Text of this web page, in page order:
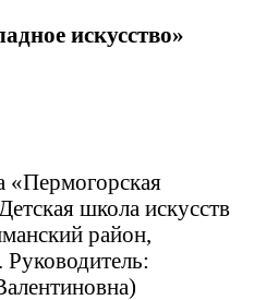
искусство»
«Пермогорская
школа искусств
район,
Руководитель: